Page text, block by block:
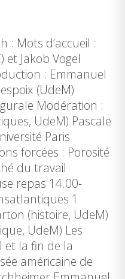
: Mots d’accueil :
et Jakob Vogel
: Emmanuel
(UdeM)
Modération :
UdeM) Pascale
Paris
forcées : Porosité
du travail
repas 14.00-
1
(histoire, UdeM)
UdeM) Les
et la fin de la
américaine de